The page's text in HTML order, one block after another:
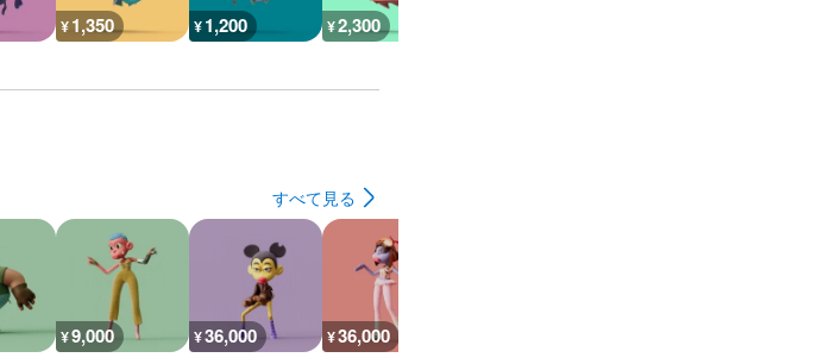
¥1,350 ¥1,200 ¥2,300
すべて見る
¥9,000 ¥36,000 ¥36,000